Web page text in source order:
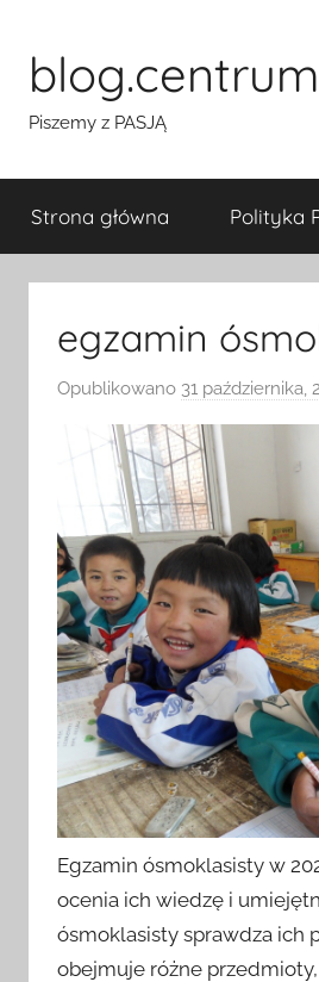
treści
Piszemy z PASJĄ
Strona główna Polityka
egzamin
Opublikowano 31 października,
Egzamin ósmoklasisty w
ocenia ich wiedzę i
ósmoklasisty sprawdza ich
obejmuje różne